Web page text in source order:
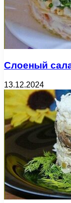
Слоеный
13.12.2024